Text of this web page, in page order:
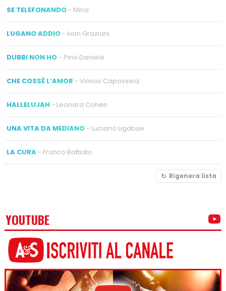
SE TELEFONANDO- Mina
LUGANO ADDIO- Ivan Graziani
DUBBI NON HO- Pino Daniele
CHE COSSÈ L’AMOR - Vinicio Capossela
HALLELUJAH - Leonard Cohen
UNA VITA DA MEDIANO- Luciano Ligabue
LA CURA- Franco Battiato
Rigenera lista
YOUTUBE